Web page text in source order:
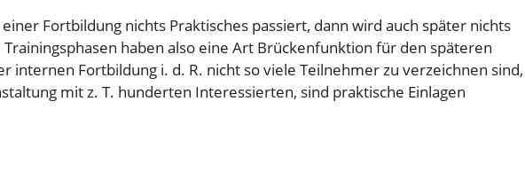
Fortbildung nichts Praktisches passiert, dann wird auch später nichts
Trainingsphasen haben also eine Art Brückenfunktion für den späteren
internen Fortbildung i. d. R. nicht so viele Teilnehmer zu verzeichnen sind,
mit z. T. hunderten Interessierten, sind praktische Einlagen